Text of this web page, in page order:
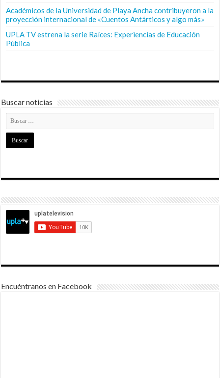
Académicos de la Universidad de Playa Ancha contribuyeron a la
proyección internacional de «Cuentos Antárticos y algo más»
UPLA TV estrena la serie Raíces: Experiencias de Educación
Pública
Buscar noticias
Encuéntranos en Facebook